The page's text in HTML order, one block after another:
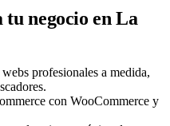
tu negocio en La
webs profesionales a medida,
con WooCommerce y